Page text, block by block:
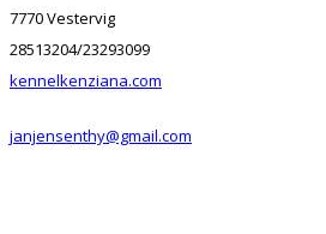
7770 Vestervig
28513204/23293099
kennelkenziana.com
janjensenthy@gmail.com